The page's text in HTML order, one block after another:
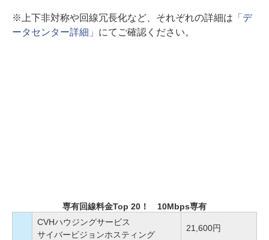
※上下非対称や回線冗長化など、それぞれの詳細は 「デ
ータセンター詳細」 にてご確認ください。
専有回線料金Top 20！ 10Mbps専有
CVHハウジングサービス
サイバービジョンホスティング
21,600円